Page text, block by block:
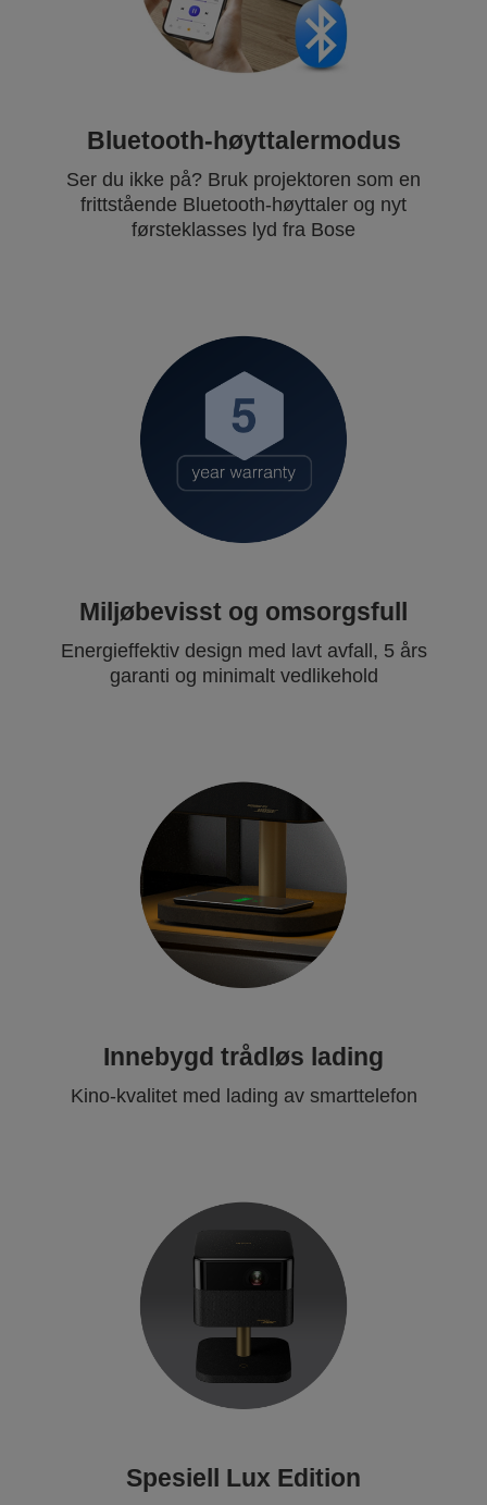
Bluetooth-høyttalermodus
Ser du ikke på? Bruk projektoren som en
frittstående Bluetooth-høyttaler og nyt
førsteklasses lyd fra Bose
Miljøbevisst og omsorgsfull
Energieffektiv design med lavt avfall, 5 års
garanti og minimalt vedlikehold
Innebygd trådløs lading
Kino-kvalitet med lading av smarttelefon
Spesiell Lux Edition